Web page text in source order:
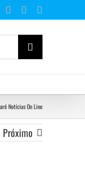
InstagramYouTubeWhatsApp
mail
Notícias On Line
Próximo